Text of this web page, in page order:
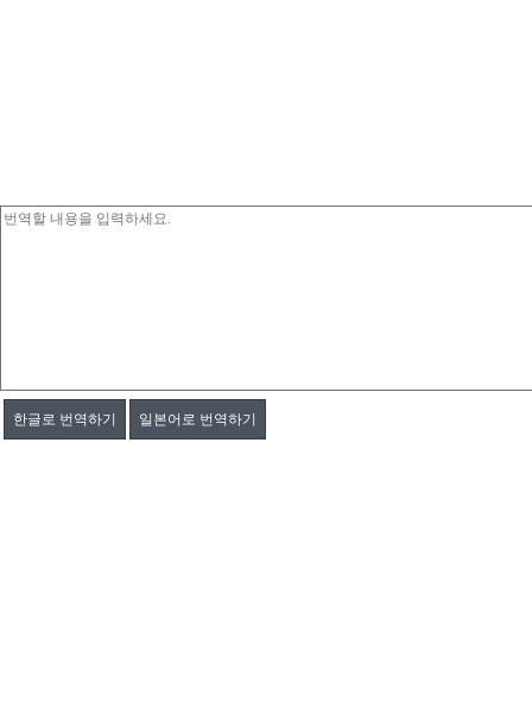
한글로 번역하기 일본어로 번역하기